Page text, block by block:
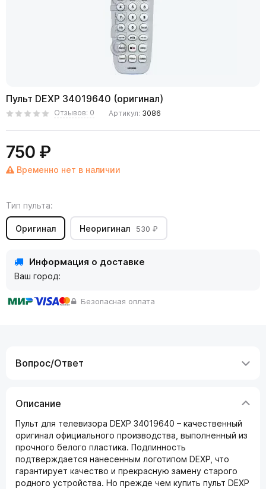
Пульт DEXP 34019640 (оригинал)
Отзывов: 0 Артикул: 3086
750 ₽
Временно нет в наличии
Тип пульта:
Оригинал Неоригинал 530 ₽
Информация о доставке
Ваш город:
Безопасная оплата
Вопрос/Ответ
Описание
Пульт для телевизора DEXP 34019640 – качественный
оригинал официального производства, выполненный из
прочного белого пластика. Подлинность
подтверждается нанесенным логотипом DEXP, что
гарантирует качество и прекрасную замену старого
родного устройства. Но прежде чем купить пульт DEXP